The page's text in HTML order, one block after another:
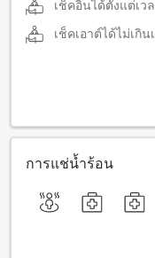
เช็คอินได้ตั้งแต่เว
เช็คเอาต์ได้ไม่เกิน
การแช่น้ำร้อน